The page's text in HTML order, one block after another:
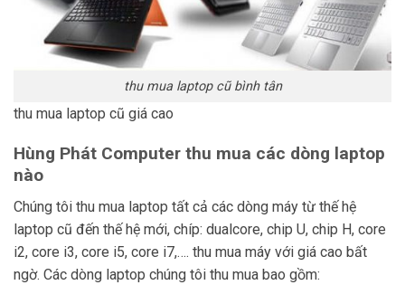
thu mua laptop cũ bình tân
thu mua laptop cũ giá cao
Hùng Phát Computer thu mua các dòng laptop
nào
Chúng tôi thu mua laptop tất cả các dòng máy từ thế hệ
laptop cũ đến thế hệ mới, chíp: dualcore, chip U, chip H, core
i2, core i3, core i5, core i7,…. thu mua máy với giá cao bất
ngờ. Các dòng laptop chúng tôi thu mua bao gồm: